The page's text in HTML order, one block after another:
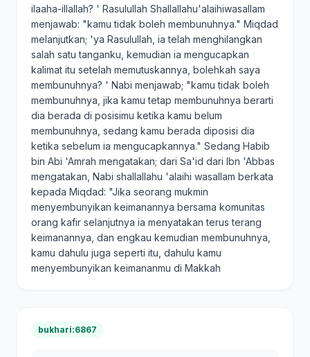
ilaaha-illallah? ' Rasulullah Shallallahu'alaihiwasallam
menjawab: "kamu tidak boleh membunuhnya." Miqdad
melanjutkan; 'ya Rasulullah, ia telah menghilangkan
salah satu tanganku, kemudian ia mengucapkan
kalimat itu setelah memutuskannya, bolehkah saya
membunuhnya? ' Nabi menjawab; "kamu tidak boleh
membunuhnya, jika kamu tetap membunuhnya berarti
dia berada di posisimu ketika kamu belum
membunuhnya, sedang kamu berada diposisi dia
ketika sebelum ia mengucapkannya." Sedang Habib
bin Abi 'Amrah mengatakan; dari Sa'id dari Ibn 'Abbas
mengatakan, Nabi shallallahu 'alaihi wasallam berkata
kepada Miqdad: "Jika seorang mukmin
menyembunyikan keimanannya bersama komunitas
orang kafir selanjutnya ia menyatakan terus terang
keimanannya, dan engkau kemudian membunuhnya,
kamu dahulu juga seperti itu, dahulu kamu
menyembunyikan keimananmu di Makkah
bukhari:6867